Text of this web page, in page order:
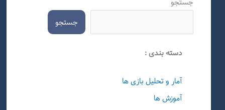
جستجو
جستجو
دسته بندی :
آمار و تحلیل بازی ها
آموزش ها